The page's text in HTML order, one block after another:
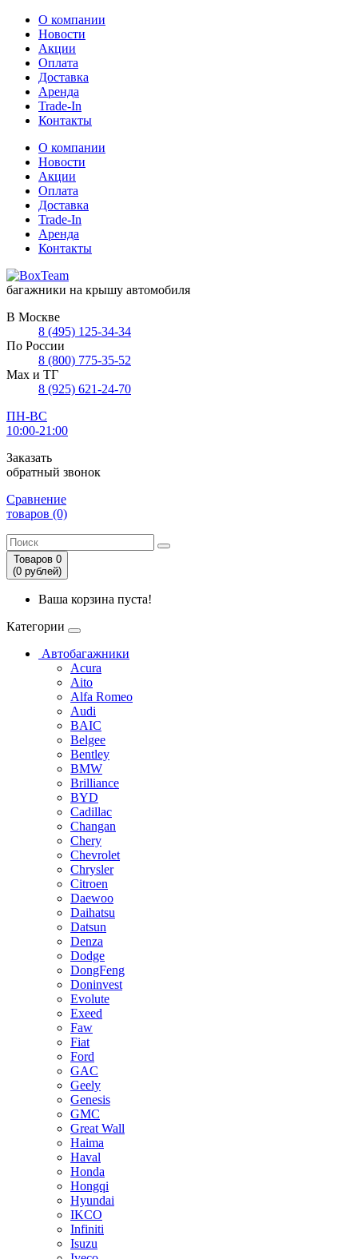
О компании
Новости
Акции
Оплата
Доставка
Аренда
Trade-In
Контакты
О компании
Новости
Акции
Оплата
Доставка
Trade-In
Аренда
Контакты
багажники на крышу автомобиля
В Москве
8 (495) 125-34-34
По России
8 (800) 775-35-52
Max и ТГ
8 (925) 621-24-70
ПН-ВС
10:00-21:00
Заказать
обратный звонок
Сравнение
товаров (0)
Товаров 0
(0 рублей)
Ваша корзина пуста!
Категории
Автобагажники
Acura
Aito
Alfa Romeo
Audi
BAIC
Belgee
Bentley
BMW
Brilliance
BYD
Cadillac
Changan
Chery
Chevrolet
Chrysler
Citroen
Daewoo
Daihatsu
Datsun
Denza
Dodge
DongFeng
Doninvest
Evolute
Exeed
Faw
Fiat
Ford
GAC
Geely
Genesis
GMC
Great Wall
Haima
Haval
Honda
Hongqi
Hyundai
IKCO
Infiniti
Isuzu